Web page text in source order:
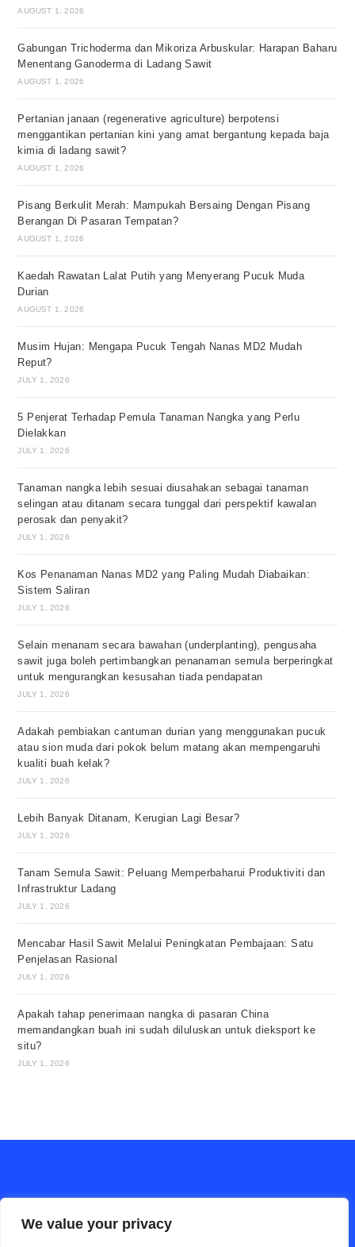
We value your privacy
AUGUST 1, 2026
Gabungan Trichoderma dan Mikoriza Arbuskular: Harapan Baharu
Menentang Ganoderma di Ladang Sawit
AUGUST 1, 2026
Pertanian janaan (regenerative agriculture) berpotensi
menggantikan pertanian kini yang amat bergantung kepada baja
kimia di ladang sawit?
AUGUST 1, 2026
Pisang Berkulit Merah: Mampukah Bersaing Dengan Pisang
Berangan Di Pasaran Tempatan?
AUGUST 1, 2026
Kaedah Rawatan Lalat Putih yang Menyerang Pucuk Muda
Durian
AUGUST 1, 2026
Musim Hujan: Mengapa Pucuk Tengah Nanas MD2 Mudah
Reput?
JULY 1, 2026
5 Penjerat Terhadap Pemula Tanaman Nangka yang Perlu
Dielakkan
JULY 1, 2026
Tanaman nangka lebih sesuai diusahakan sebagai tanaman
selingan atau ditanam secara tunggal dari perspektif kawalan
perosak dan penyakit?
JULY 1, 2026
Kos Penanaman Nanas MD2 yang Paling Mudah Diabaikan:
Sistem Saliran
JULY 1, 2026
Selain menanam secara bawahan (underplanting), pengusaha
sawit juga boleh pertimbangkan penanaman semula berperingkat
untuk mengurangkan kesusahan tiada pendapatan
JULY 1, 2026
Adakah pembiakan cantuman durian yang menggunakan pucuk
atau sion muda dari pokok belum matang akan mempengaruhi
kualiti buah kelak?
JULY 1, 2026
Lebih Banyak Ditanam, Kerugian Lagi Besar?
JULY 1, 2026
Tanam Semula Sawit: Peluang Memperbaharui Produktiviti dan
Infrastruktur Ladang
JULY 1, 2026
Mencabar Hasil Sawit Melalui Peningkatan Pembajaan: Satu
Penjelasan Rasional
JULY 1, 2026
Apakah tahap penerimaan nangka di pasaran China
memandangkan buah ini sudah diluluskan untuk dieksport ke
situ?
JULY 1, 2026